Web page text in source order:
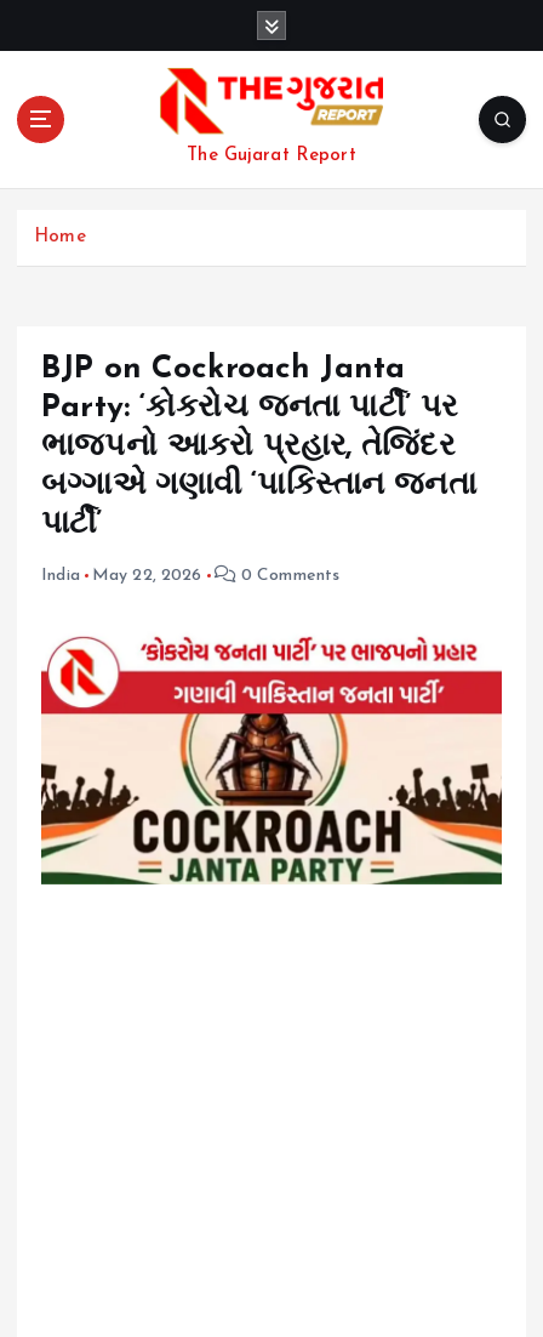
The Gujarat Report
Home
BJP on Cockroach Janta
Party: ‘કોકરોચ જનતા પાર્ટી’ પર
ભાજપનો આકરો પ્રહાર, તેજિંદર
બગ્ગાએ ગણાવી ‘પાકિસ્તાન જનતા
પાર્ટી’
India May 22, 2026 0 Comments